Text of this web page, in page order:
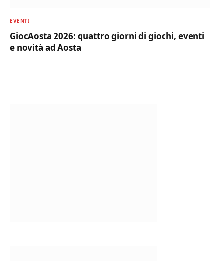
EVENTI
GiocAosta 2026: quattro giorni di giochi, eventi
e novità ad Aosta